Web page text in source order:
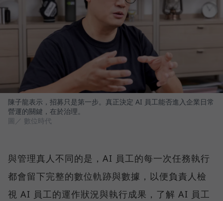
陳子龍表示，招募只是第一步。真正決定 AI 員工能否進入企業日常
營運的關鍵，在於治理。
圖／ 數位時代
與管理真人不同的是，AI 員工的每一次任務執行
都會留下完整的數位軌跡與數據，以便負責人檢
視 AI 員工的運作狀況與執行成果，了解 AI 員工